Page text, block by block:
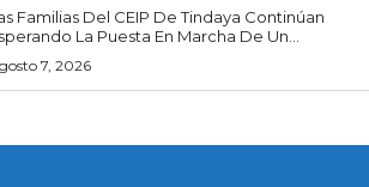
Familias Del CEIP De Tindaya Continúan
La Puesta En Marcha De Un...
7, 2026